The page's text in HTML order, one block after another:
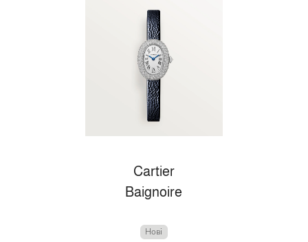
Cartier
Baignoire
Нові